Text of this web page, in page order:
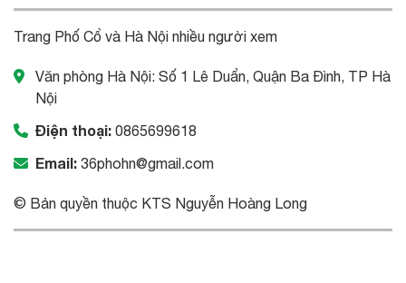
Trang Phố Cổ và Hà Nội nhiều người xem
Văn phòng Hà Nội: Số 1 Lê Duẩn, Quận Ba Đình, TP Hà
Nội
Điện thoại: 0865699618
Email: 36phohn@gmail.com
© Bản quyền thuộc KTS Nguyễn Hoàng Long